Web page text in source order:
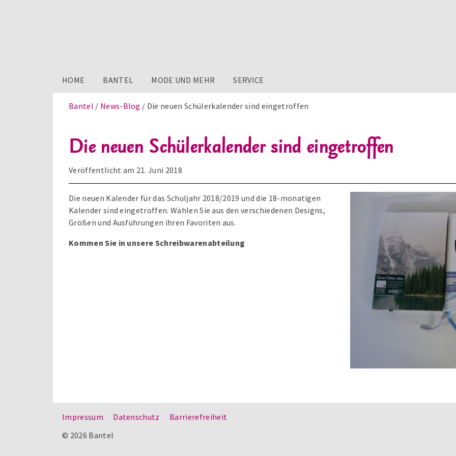
HOME BANTEL MODE UND MEHR SERVICE
Bantel News-Blog Die neuen Schülerkalender sind eingetroffen
Die neuen Schülerkalender sind eingetroffen
Veröffentlicht am 21. Juni 2018
Die neuen Kalender für das Schuljahr 2018/2019 und die 18-monatigen
Kalender sind eingetroffen. Wählen Sie aus den verschiedenen Designs,
Größen und Ausführungen ihren Favoriten aus.
Kommen Sie in unsere Schreibwarenabteilung
Impressum Datenschutz
Barrierefreiheit
© 2026 Bantel